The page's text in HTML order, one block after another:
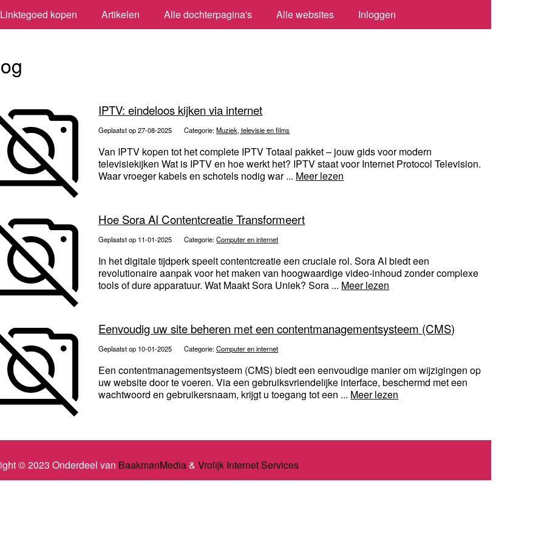
Linktegoed kopen Artikelen Alle dochterpagina's Alle websites Inloggen
IPTV: eindeloos kijken via internet
Geplaatst op 27-08-2025 Categorie:Muziek, televisie en films
Van IPTV kopen tot het complete IPTV Totaal pakket – jouw gids voor modern
televisiekijken Wat is IPTV en hoe werkt het? IPTV staat voor Internet Protocol Television.
Waar vroeger kabels en schotels nodig war ... Meer lezen
Hoe Sora AI Contentcreatie Transformeert
Geplaatst op 11-01-2025 Categorie:Computer en internet
In het digitale tijdperk speelt contentcreatie een cruciale rol. Sora AI biedt een
revolutionaire aanpak voor het maken van hoogwaardige video-inhoud zonder complexe
tools of dure apparatuur. Wat Maakt Sora Uniek? Sora ... Meer lezen
Eenvoudig uw site beheren met een contentmanagementsysteem (CMS)
Geplaatst op 10-01-2025 Categorie:Computer en internet
Een contentmanagementsysteem (CMS) biedt een eenvoudige manier om wijzigingen op
uw website door te voeren. Via een gebruiksvriendelijke interface, beschermd met een
wachtwoord en gebruikersnaam, krijgt u toegang tot een ... Meer lezen
© 2023 Onderdeel van BaakmanMedia& Vrolijk Internet Services